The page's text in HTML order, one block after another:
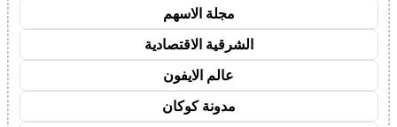
مجلة الاسهم
الشرقية الاقتصادية
عالم الايفون
مدونة كوكان